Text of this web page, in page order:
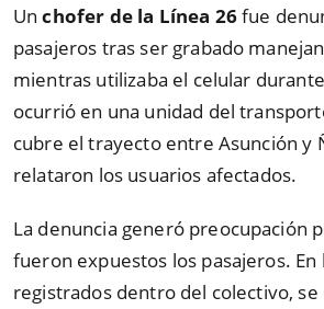
Unchofer de la Línea 26fue
pasajeros tras ser grabado
mientras utilizaba el celular
ocurrió en una unidad del
cubre el trayecto entre Asunción y
relataron los usuarios afectados.
La denuncia generó preocupación
fueron expuestos los pasajeros. En
registrados dentro del colectivo, se